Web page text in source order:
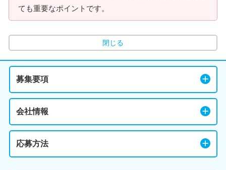
ても重要なポイントです。
閉じる
募集要項
会社情報
応募方法